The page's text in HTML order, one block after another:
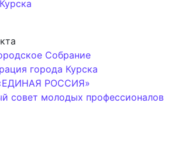
Собрание
города Курска
РОССИЯ»
совет молодых профессионалов